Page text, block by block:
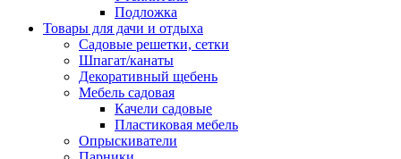
Подложка
Товары для дачи и отдыха
Садовые решетки, сетки
Шпагат/канаты
Декоративный щебень
Мебель садовая
Качели садовые
Пластиковая мебель
Опрыскиватели